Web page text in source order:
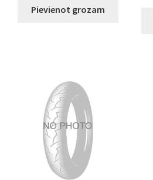
Pievienot grozam